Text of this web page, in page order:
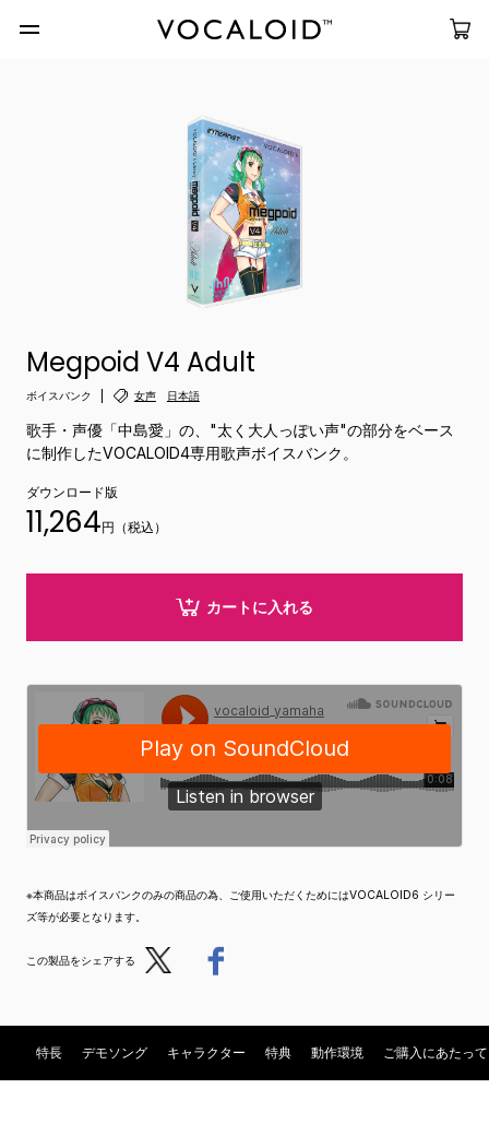
Megpoid V4 Adult
ボイスバンク 女声 日本語
歌手・声優「中島愛」の、"太く大人っぽい声"の部分をベース
に制作したVOCALOID4専用歌声ボイスバンク。
ダウンロード版
11,264円（税込）
カートに入れる
※本商品はボイスバンクのみの商品の為、ご使用いただくためにはVOCALOID6 シリー
ズ等が必要となります。
この製品をシェアする Post
特長 デモソング キャラクター 特典 動作環境 ご購入にあたって